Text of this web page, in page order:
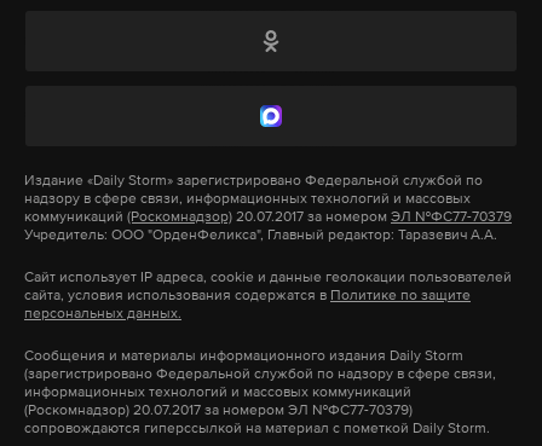
фосфором – очень эффективный инструмент для
противника. Это оружие легко воспламеняется,
достигает нескольких тысяч градусов.
Американская сторона не отрицает
использования подобных бомб, но, по словам
командования коалиции, соблюдает «законы
войны для маскировки, затемнения и
Международные гуманитарные организации,
такие как Human Rights Watch и Красный
самое неприятное. Если происходит помпаж, то на
выжимает все, что может. Если человек на
поток воздуха, он, естественно, задохнется», —
сказал пилот.
В случае помпажа пилоты могут принять меры,
которые позволят продолжить полет:
скорректировать работу двигателя, дать ему
«прожевать» попавшую в него птицу, если она
стала причиной сбоя. Если этого не сделать, может
Издание «Daily Storm» зарегистрировано Федеральной службой по
надзору в сфере связи, информационных технологий и массовых
коммуникаций (Роскомнадзор) 20.07.2017 за номером ЭЛ №ФС77-70379
Учредитель: ООО "ОрденФеликса", Главный редактор: Таразевич А.А.
Сайт использует IP адреса, cookie и данные геолокации пользователей
сайта, условия использования содержатся в Политике по защите
персональных данных.
Сообщения и материалы информационного издания Daily Storm
(зарегистрировано Федеральной службой по надзору в сфере связи,
информационных технологий и массовых коммуникаций
(Роскомнадзор) 20.07.2017 за номером ЭЛ №ФС77-70379)
сопровождаются гиперссылкой на материал с пометкой Daily Storm.